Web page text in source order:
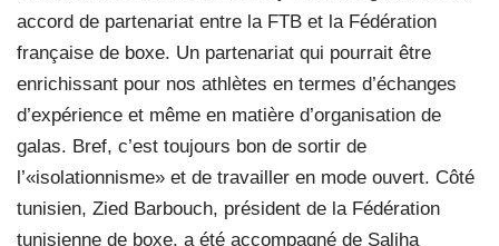
accord de partenariat entre la FTB et la Fédération
française de boxe. Un partenariat qui pourrait être
enrichissant pour nos athlètes en termes d’échanges
d’expérience et même en matière d’organisation de
galas. Bref, c’est toujours bon de sortir de
l’«isolationnisme» et de travailler en mode ouvert. Côté
tunisien, Zied Barbouch, président de la Fédération
tunisienne de boxe, a été accompagné de Saliha